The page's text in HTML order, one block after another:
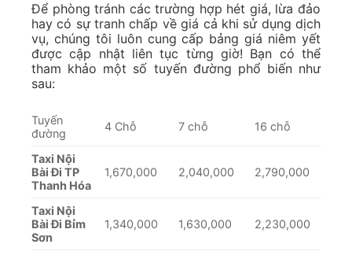
Để phòng tránh các trường hợp hét giá, lừa đảo
hay có sự tranh chấp về giá cả khi sử dụng dịch
vụ, chúng tôi luôn cung cấp bảng giá niêm yết
được cập nhật liên tục từng giờ! Bạn có thể
tham khảo một số tuyến đường phổ biến như
sau:
Tuyến
đường
4 Chỗ 7 chỗ 16 chỗ
Taxi Nội
Bài Đi TP
Thanh Hóa
1,670,000 2,040,000 2,790,000
Taxi Nội
Bài Đi Bỉm
Sơn
1,340,000 1,630,000 2,230,000